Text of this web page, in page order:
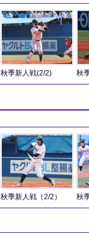
秋季新人戦(2/2) 秋
秋季新人戦（2/2） 秋